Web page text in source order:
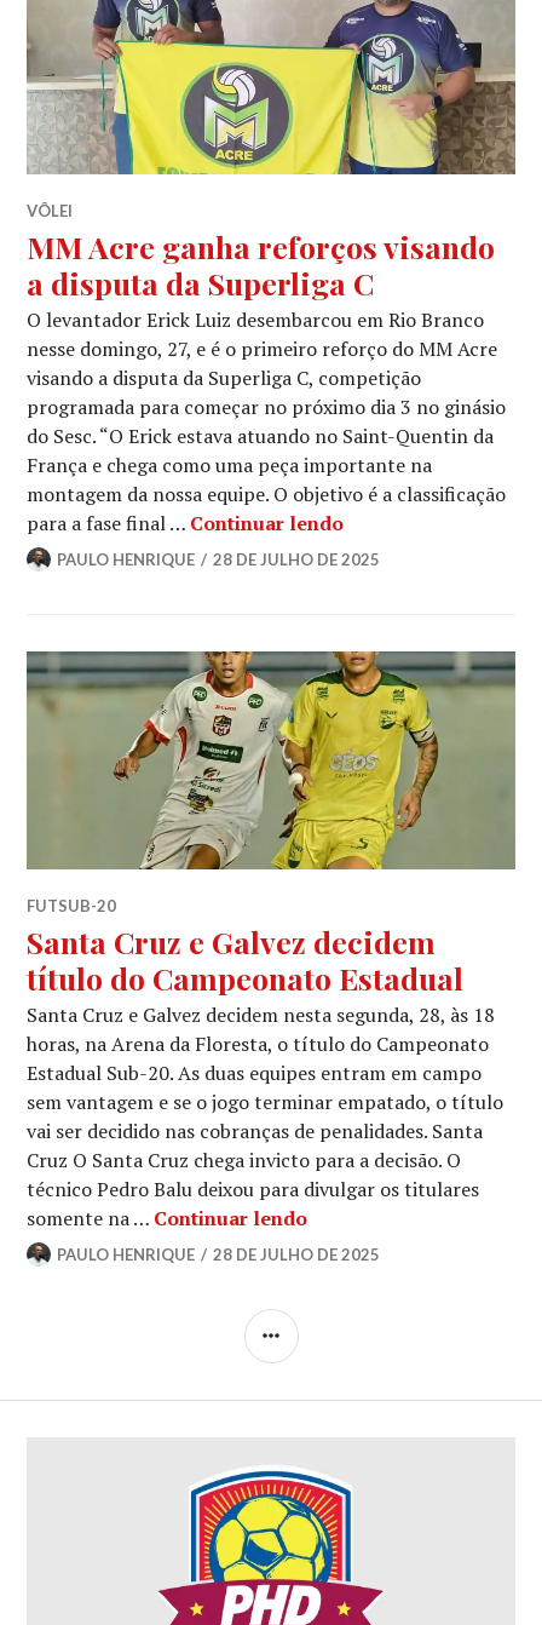
VÔLEI
MM Acre ganha reforços visando
a disputa da Superliga C
O levantador Erick Luiz desembarcou em Rio Branco
nesse domingo, 27, e é o primeiro reforço do MM Acre
visando a disputa da Superliga C, competição
programada para começar no próximo dia 3 no ginásio
do Sesc. “O Erick estava atuando no Saint-Quentin da
França e chega como uma peça importante na
montagem da nossa equipe. O objetivo é a classificação
para a fase final … Continuar lendo
PAULO HENRIQUE 28 DE JULHO DE 2025
FUTSUB-20
Santa Cruz e Galvez decidem
título do Campeonato Estadual
Santa Cruz e Galvez decidem nesta segunda, 28, às 18
horas, na Arena da Floresta, o título do Campeonato
Estadual Sub-20. As duas equipes entram em campo
sem vantagem e se o jogo terminar empatado, o título
vai ser decidido nas cobranças de penalidades. Santa
Cruz O Santa Cruz chega invicto para a decisão. O
técnico Pedro Balu deixou para divulgar os titulares
somente na … Continuar lendo
PAULO HENRIQUE 28 DE JULHO DE 2025